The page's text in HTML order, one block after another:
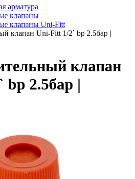
арматура
клапаны
клапаны Uni-Fitt
клапан Uni-Fitt 1/2` bp 2.5бар |
клапан
2.5бар |